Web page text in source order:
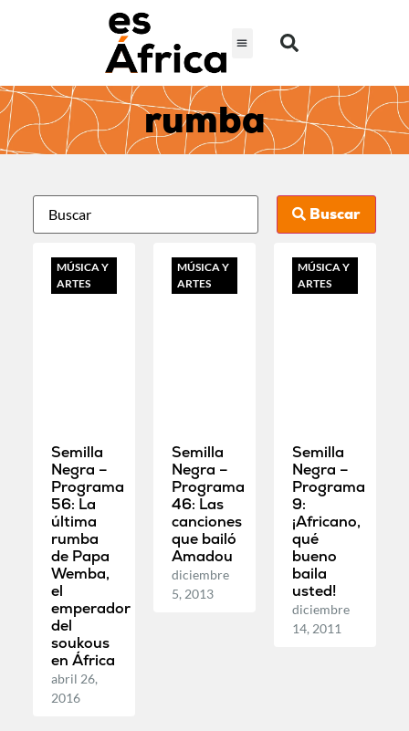
rumba
Buscar
MÚSICA Y
ARTES
Semilla
Negra –
Programa
56: La
última
rumba
de Papa
Wemba,
el
emperador
del
soukous
en África
abril 26,
2016
MÚSICA Y
ARTES
Semilla
Negra –
Programa
46: Las
canciones
que bailó
Amadou
diciembre
5, 2013
MÚSICA Y
ARTES
Semilla
Negra –
Programa
9:
¡Africano,
qué
bueno
baila
usted!
diciembre
14, 2011